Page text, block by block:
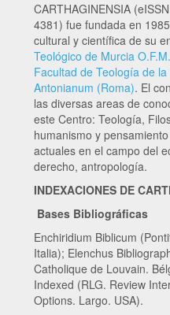
CARTHAGINENSIA
4381) fue fundada en
cultural y científica de su
Teológico de Murcia
Facultad de Teología de
Antonianum (Roma). El
las diversas areas de
este Centro: Teología,
humanismo y
actuales en el campo del
derecho, antropología.
INDEXACIONES DE
Bases Bibliográficas
Enchiridium Biblicum
Italia); Elenchus
Catholique de
Indexed (RLG. Review
Options. Largo. USA).